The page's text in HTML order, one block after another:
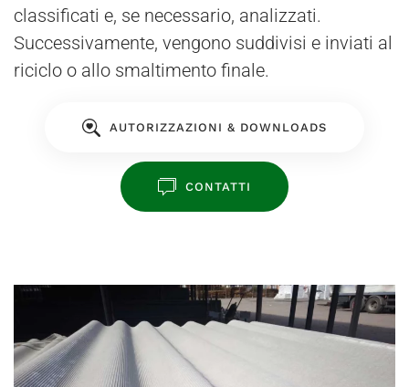
classificati e, se necessario, analizzati.
Successivamente, vengono suddivisi e inviati al
riciclo o allo smaltimento finale.
AUTORIZZAZIONI & DOWNLOADS
CONTATTI